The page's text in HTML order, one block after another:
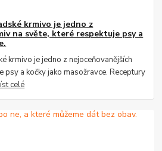
krmivo je jedno z
na světe, které respektuje psy a
krmivo je jedno z nejoceňovanějších
psy a kočky jako masožravce. Receptury
celé